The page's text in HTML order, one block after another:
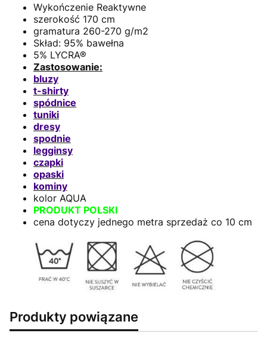
Wykończenie Reaktywne
szerokość 170 cm
gramatura 260-270 g/m2
Skład: 95% bawełna
5% LYCRA®
Zastosowanie:
bluzy
t-shirty
spódnice
tuniki
dresy
spodnie
legginsy
czapki
opaski
kominy
kolor AQUA
PRODUKT POLSKI
cena dotyczy jednego metra sprzedaż co 10 cm
Produkty powiązane